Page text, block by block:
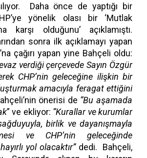
Daha önce de yaptığı bir
yönelik olası bir ‘Mutlak
karşı olduğunu’ açıklamıştı.
sonra ilk açıklamayı yapan
çağırı yapan yine Bahçeli oldu:
verdiği çerçevede Sayın Özgür
CHP’nin geleceğine ilişkin bir
amacıyla feragat ettiğini
önerisi de “Bu aşamada
” ve ekliyor: “Kurallar ve kurumlar
birlik ve dayanışmayla
ve CHP’nin geleceğinde
yol olacaktır”dedi. Bahçeli,